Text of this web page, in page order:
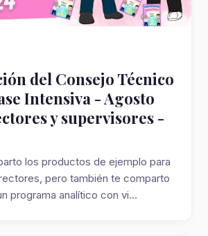
del Consejo Técnico
Intensiva - Agosto
y supervisores -
los productos de ejemplo para
pero también te comparto
programa analítico con vi...